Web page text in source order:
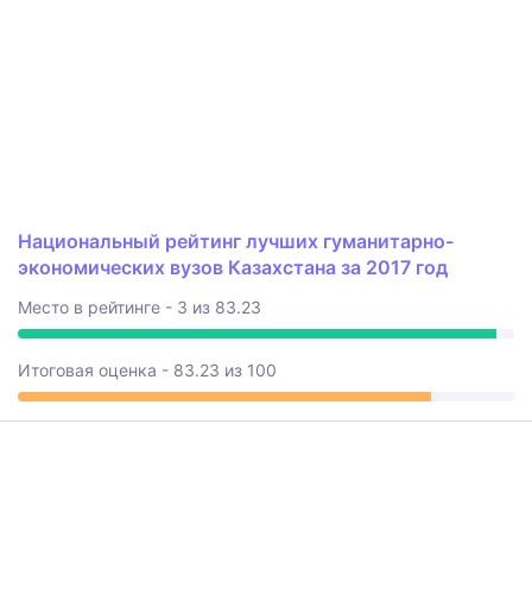
Национальный рейтинг лучших гуманитарно-
экономических вузов Казахстана за 2017 год
Место в рейтинге - 3 из 83.23
Итоговая оценка - 83.23 из 100